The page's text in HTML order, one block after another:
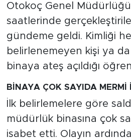
Otokoç Genel
saatlerinde
gündeme geldi. Kimliği
belirlenemeyen kişi ya
binaya ateş açıldığı
BİNAYA ÇOK SAYIDA MERMİ
İlk belirlemelere göre
müdürlük binasına çok
isabet etti. Olayın